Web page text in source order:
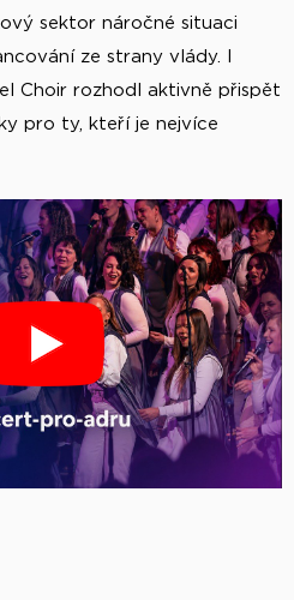
sektor náročné situaci
ze strany vlády. I
Choir rozhodl aktivně přispět
pro ty, kteří je nejvíce